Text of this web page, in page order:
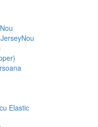
Nou
Nou
Elastic